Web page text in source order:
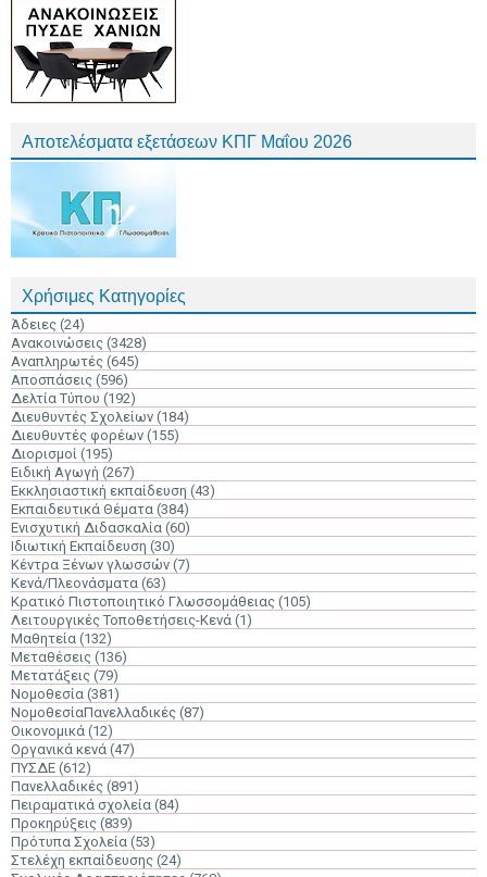
Αποτελέσματα εξετάσεων ΚΠΓ Μαΐου 2026
Χρήσιμες Κατηγορίες
Άδειες (24)
Ανακοινώσεις (3428)
Αναπληρωτές (645)
Αποσπάσεις (596)
Δελτία Τύπου (192)
Διευθυντές Σχολείων (184)
Διευθυντές φορέων (155)
Διορισμοί (195)
Ειδική Αγωγή (267)
Εκκλησιαστική εκπαίδευση (43)
Εκπαιδευτικά Θέματα (384)
Ενισχυτική Διδασκαλία (60)
Ιδιωτική Εκπαίδευση (30)
Κέντρα Ξένων γλωσσών (7)
Κενά/Πλεονάσματα (63)
Κρατικό Πιστοποιητικό Γλωσσομάθειας (105)
Λειτουργικές Τοποθετήσεις-Κενά (1)
Μαθητεία (132)
Μεταθέσεις (136)
Μετατάξεις (79)
Νομοθεσία (381)
ΝομοθεσίαΠανελλαδικές (87)
Οικονομικά (12)
Οργανικά κενά (47)
ΠΥΣΔΕ (612)
Πανελλαδικές (891)
Πειραματικά σχολεία (84)
Προκηρύξεις (839)
Πρότυπα Σχολεία (53)
Στελέχη εκπαίδευσης (24)